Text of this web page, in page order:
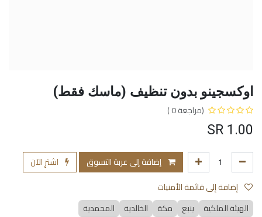
اوكسجينو بدون تنظيف (ماسك فقط)
(مراجعة 0 )
1.00
إضافة إلى عربة التسوق
اشترِ الآن
الهيئة الملكية
ينبع مكة الخالدية المحمدية